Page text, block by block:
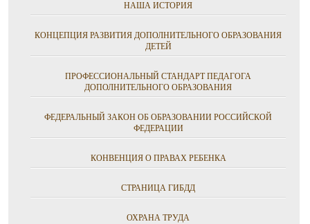
НАША ИСТОРИЯ
КОНЦЕПЦИЯ РАЗВИТИЯ ДОПОЛНИТЕЛЬНОГО ОБРАЗОВАНИЯ
ДЕТЕЙ
ПРОФЕССИОНАЛЬНЫЙ СТАНДАРТ ПЕДАГОГА
ДОПОЛНИТЕЛЬНОГО ОБРАЗОВАНИЯ
ФЕДЕРАЛЬНЫЙ ЗАКОН ОБ ОБРАЗОВАНИИ РОССИЙСКОЙ
ФЕДЕРАЦИИ
КОНВЕНЦИЯ О ПРАВАХ РЕБЕНКА
СТРАНИЦА ГИБДД
ОХРАНА ТРУДА